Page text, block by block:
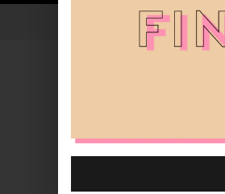
人気ワ